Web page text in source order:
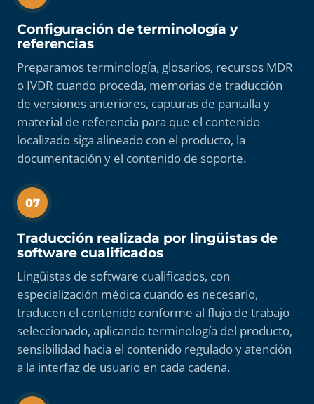
Configuración de terminología y
referencias
Preparamos terminología, glosarios, recursos MDR
o IVDR cuando proceda, memorias de traducción
de versiones anteriores, capturas de pantalla y
material de referencia para que el contenido
localizado siga alineado con el producto, la
documentación y el contenido de soporte.
07
Traducción realizada por lingüistas de
software cualificados
Lingüistas de software cualificados, con
especialización médica cuando es necesario,
traducen el contenido conforme al flujo de trabajo
seleccionado, aplicando terminología del producto,
sensibilidad hacia el contenido regulado y atención
a la interfaz de usuario en cada cadena.